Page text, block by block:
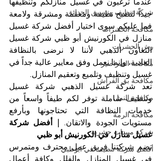
شركة تنظيف وتنسيق الحدائق
مكافحة الحشرات
رش الحشرات
مكافحة الصراصير
مكافحة بق الفراش
مكافحة النمل
مكافحة الرمة
شركة مبيدات حشرية
أفضل شركة تنظيف في ابوظبي
غسيل وتنظيف وتلميع وتعقيم المنازل.
مستويات الجودة والاتقان.
غسيل منازل في الكورنيش أبو ظبي